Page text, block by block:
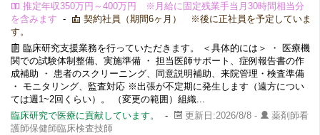
推定年収350万円～400万円 ※月給に固定残業手当月30時間相当分
を含みます -
契約社員（期間6ヶ月） ※後に正社員を予定していま
す。
臨床研究支援業務を行っていただきます。 ＜具体的には＞ ・ 医療機
関での試験体制整備、実施準備 ・ 担当医師サポート、症例報告書の作
成補助 ・ 患者のスクリーニング、同意説明補助、来院管理・検査準備
・ モニタリング、監査対応 ※出張が不定期に発生します（遠方につい
ては週1~2回くらい）。 （変更の範囲）組織...
臨床研究で医療に貢献しています。
- 更新日:2026/8/8 -
薬剤師看
護師保健師臨床検査技師